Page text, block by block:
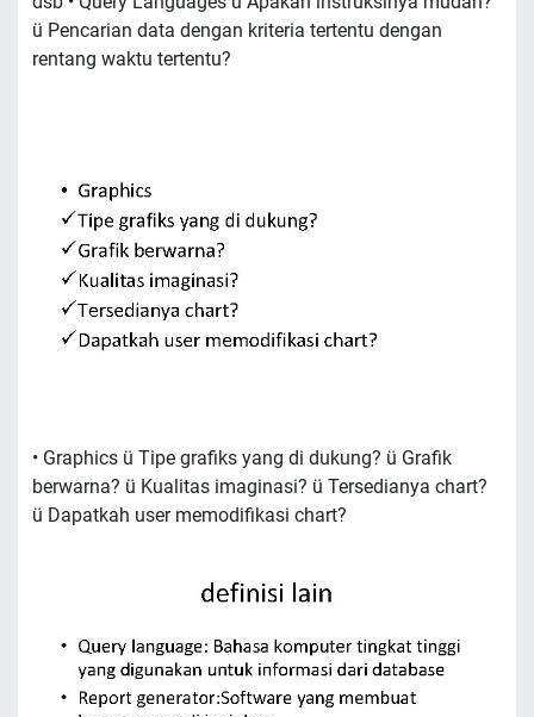
ü Pencarian data dengan kriteria tertentu dengan
rentang waktu tertentu?
• Graphics ü Tipe grafiks yang di dukung? ü Grafik
berwarna? ü Kualitas imaginasi? ü Tersedianya chart?
ü Dapatkah user memodifikasi chart?